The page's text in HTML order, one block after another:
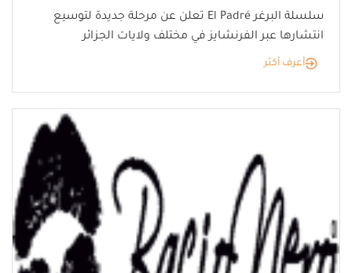
سلسلة البرغر El Padré تعلن عن مرحلة جديدة لتوسيع
انتشارها عبر الفرنشايز في مختلف ولايات الجزائر
أعرف أكثر